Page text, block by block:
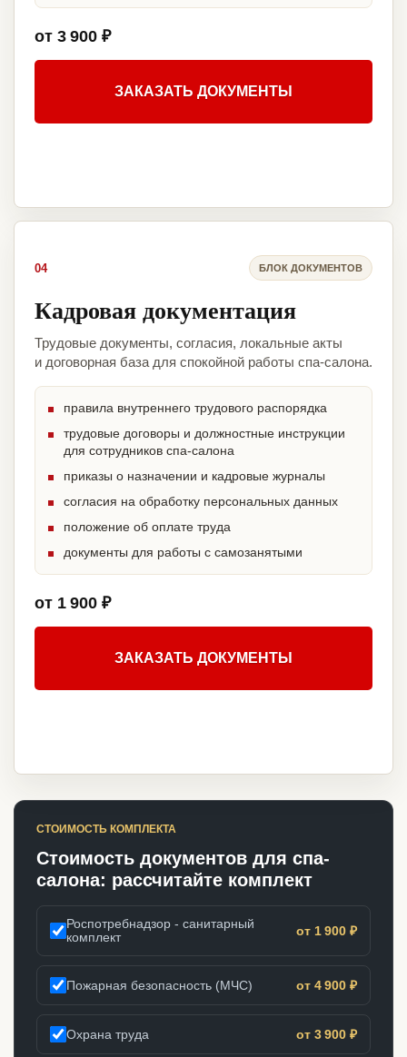
от 3 900 ₽
ЗАКАЗАТЬ ДОКУМЕНТЫ
04 БЛОК ДОКУМЕНТОВ
Кадровая документация
Трудовые документы, согласия, локальные акты
и договорная база для спокойной работы спа-салона.
правила внутреннего трудового распорядка
трудовые договоры и должностные инструкции
для сотрудников спа-салона
приказы о назначении и кадровые журналы
согласия на обработку персональных данных
положение об оплате труда
документы для работы с самозанятыми
от 1 900 ₽
ЗАКАЗАТЬ ДОКУМЕНТЫ
СТОИМОСТЬ КОМПЛЕКТА
Стоимость документов для спа-
салона: рассчитайте комплект
Роспотребнадзор - санитарный
комплект
от 1 900 ₽
Пожарная безопасность (МЧС) от 4 900 ₽
Охрана труда от 3 900 ₽